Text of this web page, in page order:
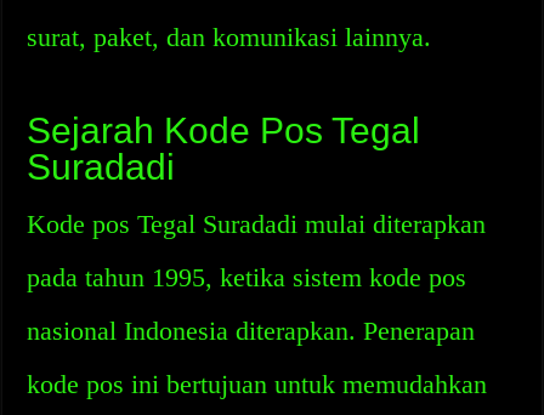
surat, paket, dan komunikasi lainnya.
Sejarah Kode Pos Tegal
Suradadi
Kode pos Tegal Suradadi mulai diterapkan
pada tahun 1995, ketika sistem kode pos
nasional Indonesia diterapkan. Penerapan
kode pos ini bertujuan untuk memudahkan